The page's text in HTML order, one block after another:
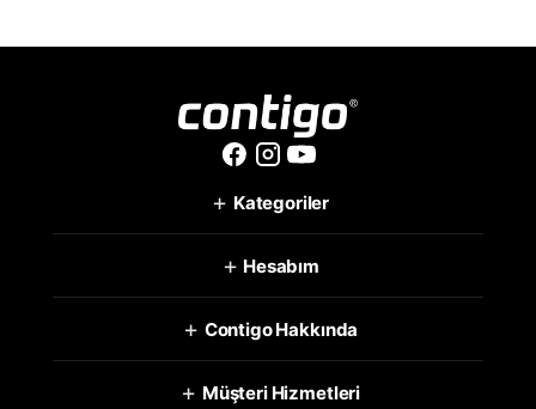
+ Kategoriler
+ Hesabım
+ Contigo Hakkında
+ Müşteri Hizmetleri